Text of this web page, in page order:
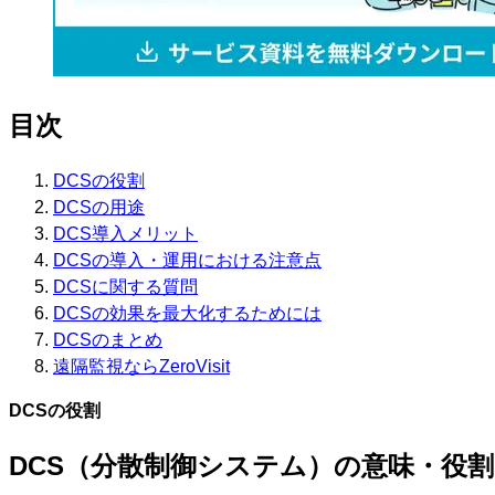
目次
DCSの役割
DCSの用途
DCS導入メリット
DCSの導入・運用における注意点
DCSに関する質問
DCSの効果を最大化するためには
DCSのまとめ
遠隔監視ならZeroVisit
DCSの役割
DCS（分散制御システム）の意味・役